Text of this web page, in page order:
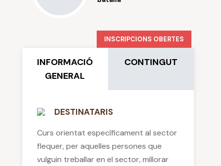
INSCRIPCIONS OBERTES
INFORMACIÓ
GENERAL
CONTINGUT
DESTINATARIS
Curs orientat específicament al sector
flequer, per aquelles persones que
vulguin treballar en el sector, millorar